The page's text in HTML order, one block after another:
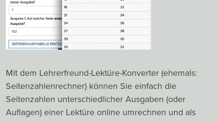
Mit dem Lehrerfreund-Lektüre-Konverter (ehemals:
Seitenzahlenrechner) können Sie einfach die
Seitenzahlen unterschiedlicher Ausgaben (oder
Auflagen) einer Lektüre online umrechnen und als